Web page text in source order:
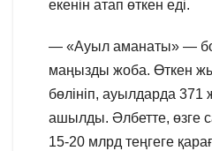
екенін атап өткен еді.
— «Ауыл аманаты» —
маңызды жоба. Өткен
бөлініп, ауылдарда
ашылды. Әлбетте, өзге
15-20 млрд теңгеге